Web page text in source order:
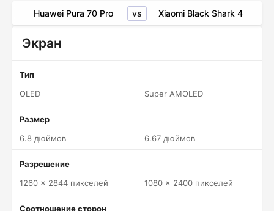
Huawei Pura 70 Pro vs Xiaomi Black Shark 4
Экран
Тип
OLED
Super AMOLED
Размер
6.8 дюймов
6.67 дюймов
Разрешение
1260 x 2844 пикселей
1080 x 2400 пикселей
Соотношение сторон